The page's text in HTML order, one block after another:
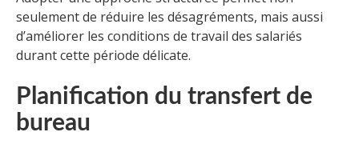
seulement de réduire les désagréments, mais aussi
d’améliorer les conditions de travail des salariés
durant cette période délicate.
Planification du transfert de
bureau